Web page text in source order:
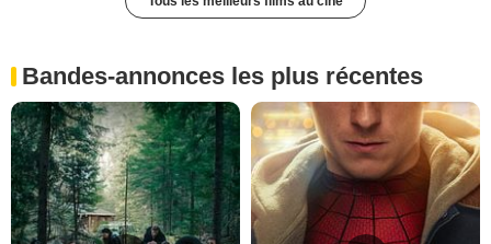
Bandes-annonces les plus récentes